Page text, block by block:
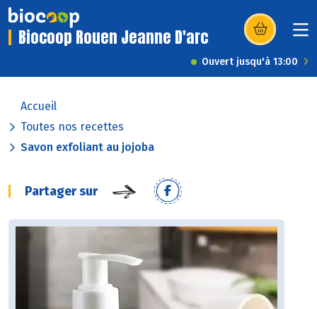
Biocoop Rouen Jeanne D'arc (s’ouvre dans
Ouvert jusqu'à 13:00
Accueil
Toutes nos recettes
Savon exfoliant au jojoba
Partager sur